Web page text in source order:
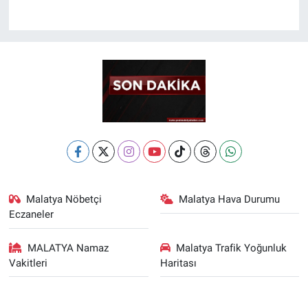
Malatya Nöbetçi
Eczaneler
Malatya Hava Durumu
MALATYA Namaz
Vakitleri
Malatya Trafik Yoğunluk
Haritası